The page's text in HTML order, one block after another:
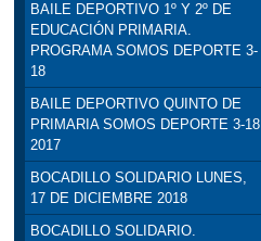
BAILE DEPORTIVO 1º Y 2º DE
EDUCACIÓN PRIMARIA.
PROGRAMA SOMOS DEPORTE 3-
18
BAILE DEPORTIVO QUINTO DE
PRIMARIA SOMOS DEPORTE 3-18
2017
BOCADILLO SOLIDARIO LUNES,
17 DE DICIEMBRE 2018
BOCADILLO SOLIDARIO.